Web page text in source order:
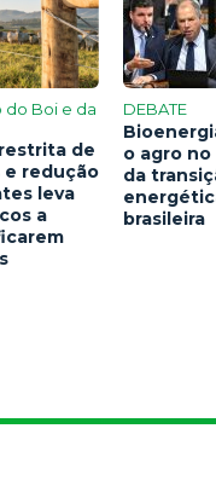
do Boi e da
de
e redução
leva
a
DEBATE
o agro
da
brasileira